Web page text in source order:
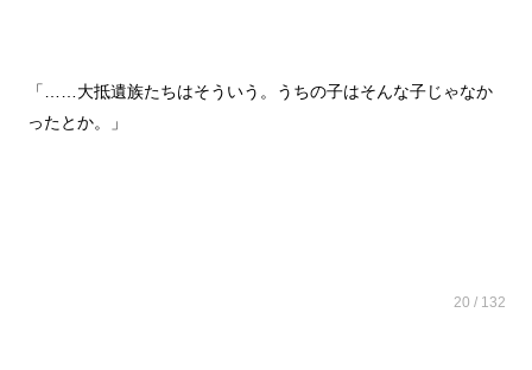
「……大抵遺族たちはそういう。うちの子はそんな子じゃなか
ったとか。」
20 / 132